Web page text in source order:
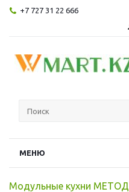
+7 727 31 22 666
МЕНЮ
Модульные кухни МЕТОД